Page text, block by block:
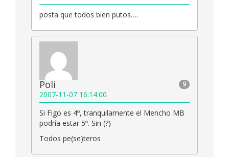
posta que todos bien putos….
9
Poli
2007-11-07 16:14:00
Si Figo es 4º, tranquilamente el Mencho MB
podría estar 5º. Sin (?)
Todos pe(se)teros